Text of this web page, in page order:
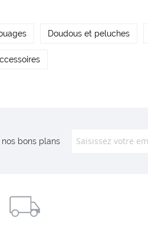
Doudous et peluches
bons plans